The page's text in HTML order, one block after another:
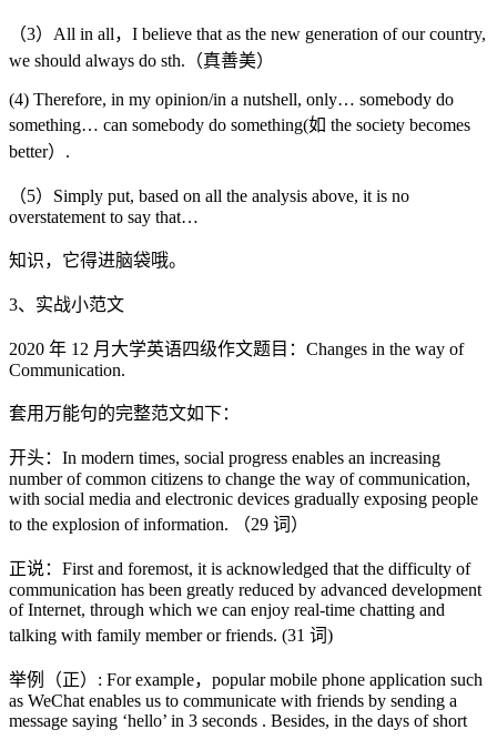
（3）All in all，I believe that as the new generation of our country,
we should always do sth.（真善美）
(4) Therefore, in my opinion/in a nutshell, only… somebody do
something… can somebody do something(如 the society becomes
better）.
（5）Simply put, based on all the analysis above, it is no
overstatement to say that…
知识，它得进脑袋哦。
3、实战小范文
2020 年 12 月大学英语四级作文题目：Changes in the way of
Communication.
套用万能句的完整范文如下：
开头：In modern times, social progress enables an increasing
number of common citizens to change the way of communication,
with social media and electronic devices gradually exposing people
to the explosion of information. （29 词）
正说：First and foremost, it is acknowledged that the difficulty of
communication has been greatly reduced by advanced development
of Internet, through which we can enjoy real-time chatting and
talking with family member or friends. (31 词)
举例（正）: For example，popular mobile phone application such
as WeChat enables us to communicate with friends by sending a
message saying ‘hello’ in 3 seconds . Besides, in the days of short